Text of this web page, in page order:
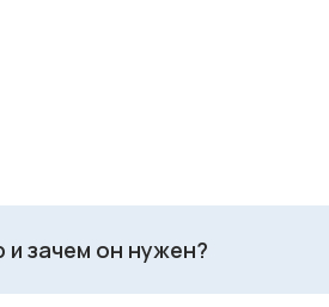
и зачем он нужен?